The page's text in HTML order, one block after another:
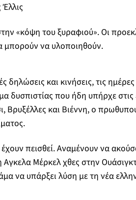
«κόψη του ξυραφιού». Οι
μπορούν να υλοποιηθούν.
δηλώσεις και κινήσεις, τις
δυσπιστίας που ήδη υπήρχε
Βρυξέλλες και Βιέννη, ο
πεισθεί. Αναμένουν να
Μέρκελ χθες στην
να υπάρξει λύση με τη νέα